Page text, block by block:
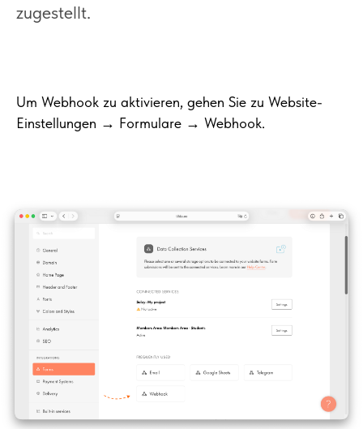
zugestellt.
Um Webhook zu aktivieren, gehen Sie zu Website-
Einstellungen → Formulare → Webhook.